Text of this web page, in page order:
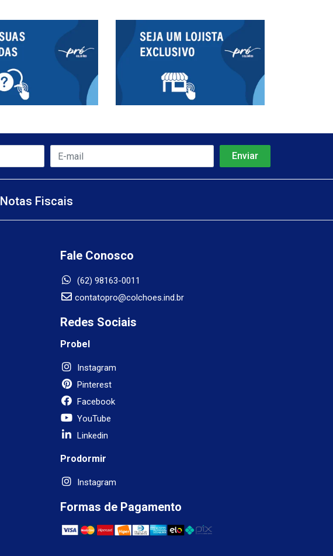
Notas Fiscais
Fale Conosco
(62) 98163-0011
contatopro@colchoes.ind.br
Redes Sociais
Probel
Instagram
Pinterest
Facebook
YouTube
Linkedin
Prodormir
Instagram
Formas de Pagamento